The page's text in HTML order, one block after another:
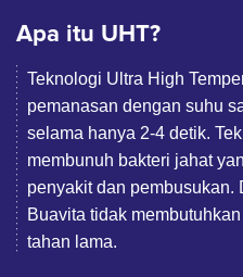
Apa itu UHT?
Teknologi Ultra High
pemanasan dengan suhu
selama hanya 2-4 detik.
membunuh bakteri jahat
penyakit dan
Buavita tidak
tahan lama.